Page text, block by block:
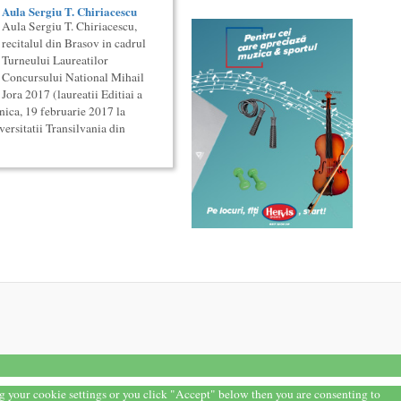
Aula Sergiu T. Chiriacescu
Aula Sergiu T. Chiriacescu,
recitalul din Brasov in cadrul
Turneului Laureatilor
Concursului National Mihail
Jora 2017 (laureatii Editiai a
19 februarie 2017 la
Transilvania din
cookie settings or you click "Accept" below then you are consenting to